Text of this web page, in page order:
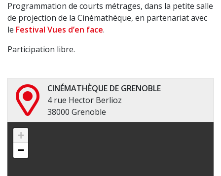
Programmation de courts métrages, dans la petite salle
de projection de la Cinémathèque, en partenariat avec
le Festival Vues d’en face.
Participation libre.
CINÉMATHÈQUE DE GRENOBLE
4 rue Hector Berlioz
38000 Grenoble
+
−